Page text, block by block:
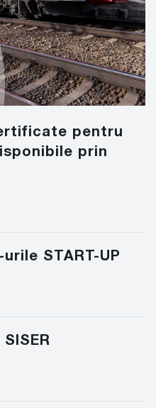
pentru
prin
START-UP